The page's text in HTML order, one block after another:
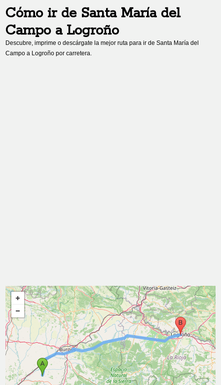
Cómo ir de Santa María del
Campoa Logroño
Descubre, imprime o descárgate la mejor ruta para ir deSanta María del
Campo a Logroño por carretera.